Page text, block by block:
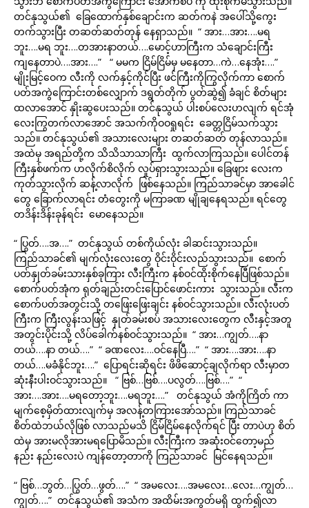
တင်နုသွယ်၏ ခြေထောက်နှစ်ချောင်းက ဆတ်ကနဲ အပေါ်သို့ကွေး
တက်သွားပြီး တဆတ်ဆတ်တုန် နေရှာသည်။ “ အား…အား….မရ
ဘူး….မရ ဘူး….တအားနာတယ်….မောင့်ဟာကြီးက သံချောင်းကြီး
ကျနေတာပဲ….အား….” “ မမက ငြိမ်ငြိမ်မှ မနေတာ…ကဲ…နေအုံး….”
မျိုးမြင့်ဝေက လီးကို လက်နှင့်ကိုင်ပြီး ဖင်ကြီးကိုကြွလိုက်ကာ စောက်
ပတ်အကွဲကြောင်းတစ်လျှောက် ဒရွတ်တိုက် ပွတ်ဆွဲ၍ ခံချင် စိတ်များ
ထလာအောင် နှိုးဆွပေးသည်။ တင်နုသွယ် ပါးစပ်လေးဟလျက် ရင်အုံ
လေးကြွတက်လာအောင် အသက်ကိုဝဝရှုရင်း ခေတ္တငြိမ်သက်သွား
သည်။ တင်နုသွယ်၏ အသားလေးများ တဆတ်ဆတ် တုန်လာသည်။
အထဲမှ အရည်တို့က သိသိသာသာကြီး ထွက်လာကြသည်။ ပေါင်တန်
ကြီးနှစ်ဖက်က ဟလိုက်စိလိုက် လှုပ်ရှားသွားသည်။ ခြေဖျား လေးက
ကုတ်သွားလိုက် ဆန့်လာလိုက် ဖြစ်နေသည်။ ကြည်သာခင်မှာ အာခေါင်
တွေ ခြောက်လာရင်း တံတွေးကို မကြာခဏ မျိုချနေရသည်။ ရင်တွေ
တဒိန်းဒိန်းခုန်ရင်း မောနေသည်။
“ ပြွတ်….အ….” တင်နုသွယ် တစ်ကိုယ်လုံး ခါဆင်းသွားသည်။
ကြည်သာခင်၏ မျက်လုံးလေးတွေ ဝိုင်းဝိုင်းလည်သွားသည်။ စောက်
ပတ်နှုတ်ခမ်းသားနှစ်ခုကြား လီးကြီးက နစ်ဝင်ထိုးစိုက်နေပြီဖြစ်သည်။
စောက်ပတ်အုံက ရုတ်ချည်းတင်းပြောင်ဖောင်းကား သွားသည်။ လီးက
စောက်ပတ်အတွင်းသို့ တဖြေးဖြေးချင်း နစ်ဝင်သွားသည်။ လီးလုံးပတ်
ကြီးက ကြီးလွန်းသဖြင့် နှုတ်ခမ်းစပ် အသားလေးတွေက လီးနှင့်အတူ
အတွင်းပိုင်းသို့ လိပ်ခေါက်နစ်ဝင်သွားသည်။ “ အား…ကျွတ်….နာ
တယ်….နာ တယ်….” “ ခဏလေး….ဝင်နေပြီ….” “ အား….အား….နာ
တယ်….မခံနိုင်ဘူး….” ပြောရင်းဆိုရင်း ဖိဖိဆောင့်ချလိုက်ရာ လီးမှာတ
ဆုံးနီးပါးဝင်သွားသည်။ “ ဗြစ်…ဗြစ်….ပလွတ်….ဗြစ်….” “
အား….အား….မရတော့ဘူး….မရဘူး….” တင်နုသွယ် အံကိုကြိတ် ကာ
မျက်စေ့မှိတ်ထားလျက်မှ အလန့်တကြားအော်သည်။ ကြည်သာခင်
စိတ်ထဲဘယ်လိုဖြစ် လာသည်မသိ ငြိမ်ငြိမ်နေလိုက်ရင် ပြီး တာပဲဟု စိတ်
ထဲမှ အားမလိုအားမရပြောမိသည်။ လီးကြီးက အဆုံးဝင်တော့မည်
နည်း နည်းလေးပဲ ကျန်တော့တာကို ကြည်သာခင် မြင်နေရသည်။
“ ဗြစ်…ဘွတ်…ပြွတ်…ဖွတ်….” “ အမလေး….အမလေး…လေး…ကျွတ်…
ကျွတ်….” တင်နုသွယ်၏ အသံက အထိမ်းအကွတ်မရှိ ထွက်၍လာ